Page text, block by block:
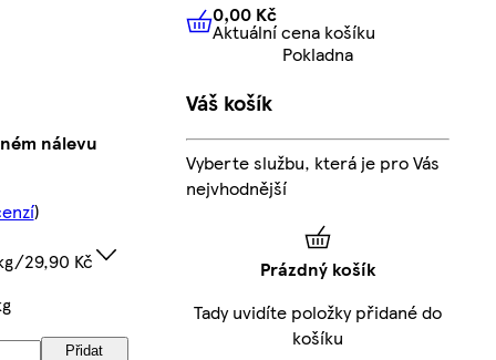
nálevu
)
29,90 Kč
Přidat
0,00 KčAktuální cena košíku
0,00 Kč
Aktuální cena košíku
Pokladna
Váš košík
Vyberte službu, která je pro Vás
nejvhodnější
Prázdný košík
Tady uvidíte položky přidané do
košíku